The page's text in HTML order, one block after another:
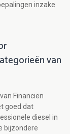
inzake
van
Financiën
goed dat
diesel in
bijzondere